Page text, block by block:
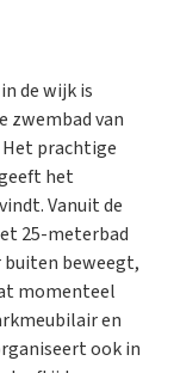
de wijk is
zwembad van
prachtige
het
Vanuit de
25-meterbad
buiten beweegt,
momenteel
en
ook in